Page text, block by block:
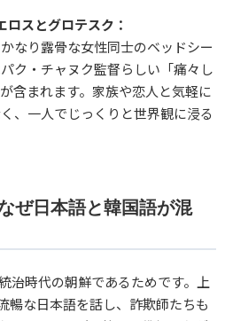
スとグロテスク：
なり露骨な女性同士のベッドシー
ク・チャヌク監督らしい「痛々し
含まれます。家族や恋人と気軽に
、一人でじっくりと世界観に浸る
ぜ日本語と韓国語が混
治時代の朝鮮であるためです。上
暢な日本語を話し、詐欺師たちも